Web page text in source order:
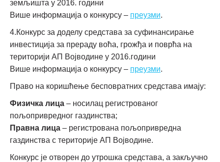
земљишта у 2016. години
Више информација о конкурсу – преузми.
4.Конкурс за доделу средстава за суфинансирање
инвестиција за прераду воћа, грожђа и поврћа на
територији АП Војводине у 2016.години
Више информација о конкурсу – преузми.
Право на коришћење бесповратних средстава имају:
Физичка лица – носилац регистрованог
пољопривредног газдинства;
Правна лица – регистрована пољопривредна
газдинства с територије АП Војводине.
Конкурс је отворен до утрошка средстава, а закључно